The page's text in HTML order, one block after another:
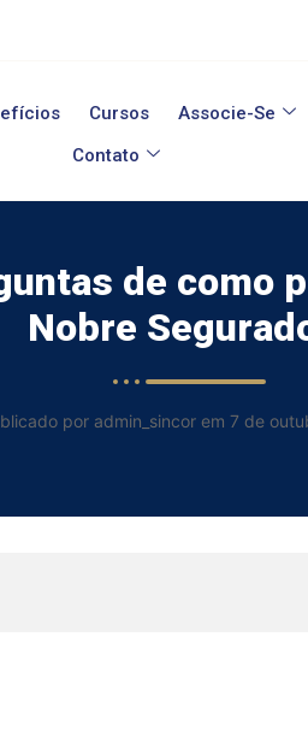
Cursos Associe-Se
Contato
de como
Nobre
por admin_sincor em 7 de